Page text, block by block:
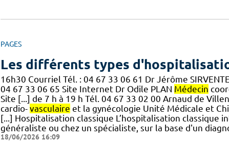
PAGES
Les différents types
16h30 Courriel Tél. : 04 67 33 06 61 Dr Jérôme SIRVENTE
04 67 33 06 65 Site Internet Dr Odile PLAN Médecin
Site [...] de 7 h à 19 h Tél. 04 67 33 02 00 Arnaud de
cardio- vasculaire et la gynécologie Unité Médicale et
[...] Hospitalisation classique L’hospitalisation classique
généraliste ou chez un spécialiste, sur la base d'un
18/06/2026 16:09